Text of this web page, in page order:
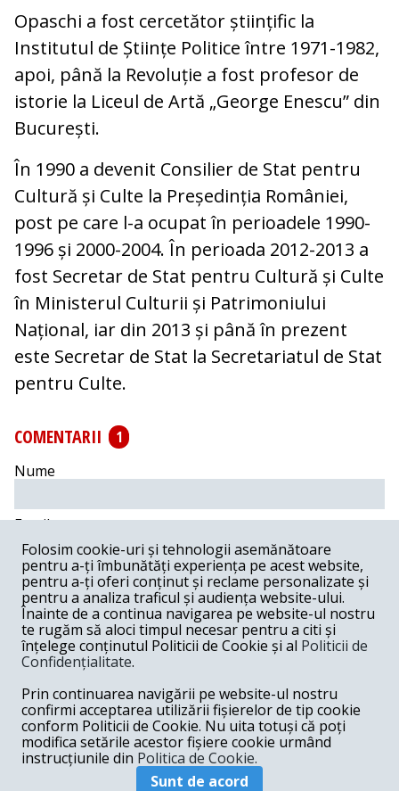
Opaschi a fost cercetător științific la
Institutul de Științe Politice între 1971-1982,
apoi, până la Revoluție a fost profesor de
istorie la Liceul de Artă „George Enescu” din
București.
În 1990 a devenit Consilier de Stat pentru
Cultură și Culte la Președinția României,
post pe care l-a ocupat în perioadele 1990-
1996 și 2000-2004. În perioada 2012-2013 a
fost Secretar de Stat pentru Cultură și Culte
în Ministerul Culturii și Patrimoniului
Național, iar din 2013 și până în prezent
este Secretar de Stat la Secretariatul de Stat
pentru Culte.
COMENTARII
1
Nume
Email
Comentariu
Postează comentariu
Ion -08-26-2022
A inceput sa puta. Mai degraba a fost puntea de legatura
dintre mafia statala si oculte.
Folosim cookie-uri și tehnologii asemănătoare
pentru a-ți îmbunătăți experiența pe acest website,
pentru a-ți oferi conținut și reclame personalizate și
pentru a analiza traficul și audiența website-ului.
Înainte de a continua navigarea pe website-ul nostru
te rugăm să aloci timpul necesar pentru a citi și
înțelege conținutul Politicii de Cookie și al Politicii de
Confidențialitate.
Prin continuarea navigării pe website-ul nostru
confirmi acceptarea utilizării fișierelor de tip cookie
conform Politicii de Cookie. Nu uita totuși că poți
modifica setările acestor fișiere cookie urmând
instrucțiunile din Politica de Cookie.
Sunt de acord